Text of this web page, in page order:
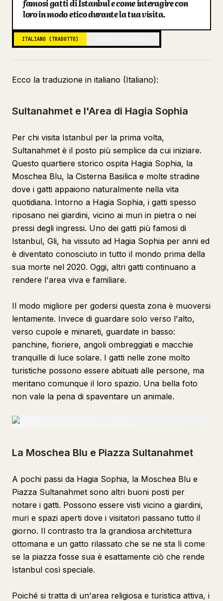
Blog
Aggiornamenti
famosi gatti di Istanbul e come interagire con
loro in modo etico durante la tua visita.
ITALIANO (TRADOTTO)
Ecco la traduzione in italiano (Italiano):
Sultanahmet e l'Area di Hagia Sophia
Per chi visita Istanbul per la prima volta,
Sultanahmet è il posto più semplice da cui iniziare.
Questo quartiere storico ospita Hagia Sophia, la
Moschea Blu, la Cisterna Basilica e molte stradine
dove i gatti appaiono naturalmente nella vita
quotidiana. Intorno a Hagia Sophia, i gatti spesso
riposano nei giardini, vicino ai muri in pietra o nei
pressi degli ingressi. Uno dei gatti più famosi di
Istanbul, Gli, ha vissuto ad Hagia Sophia per anni ed
è diventato conosciuto in tutto il mondo prima della
sua morte nel 2020. Oggi, altri gatti continuano a
rendere l'area viva e familiare.
Il modo migliore per godersi questa zona è muoversi
lentamente. Invece di guardare solo verso l'alto,
verso cupole e minareti, guardate in basso:
panchine, fioriere, angoli ombreggiati e macchie
tranquille di luce solare. I gatti nelle zone molto
turistiche possono essere abituati alle persone, ma
meritano comunque il loro spazio. Una bella foto
non vale la pena di spaventare un animale.
La Moschea Blu e Piazza Sultanahmet
A pochi passi da Hagia Sophia, la Moschea Blu e
Piazza Sultanahmet sono altri buoni posti per
notare i gatti. Possono essere visti vicino a giardini,
muri e spazi aperti dove i visitatori passano tutto il
giorno. Il contrasto tra la grandiosa architettura
ottomana e un gatto rilassato che se ne sta lì come
se la piazza fosse sua è esattamente ciò che rende
Istanbul così speciale.
Poiché si tratta di un'area religiosa e turistica attiva, i